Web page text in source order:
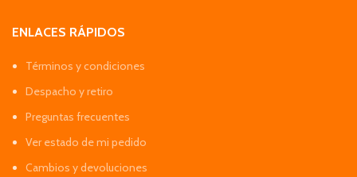
ENLACES RÁPIDOS
Términos y condiciones
Despacho y retiro
Preguntas frecuentes
Ver estado de mi pedido
Cambios y devoluciones